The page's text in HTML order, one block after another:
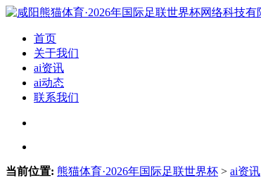
首页
关于我们
ai资讯
ai动态
联系我们
当前位置: 熊猫体育·2026年国际足联世界杯 > ai资讯